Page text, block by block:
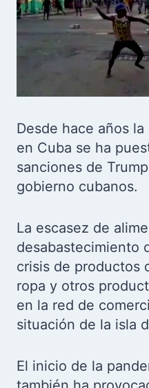
Desde hace años
en Cuba se ha
sanciones de
gobierno cubanos.
La escasez de
desabastecimiento
crisis de productos
ropa y otros
en la red de
situación de la isla
El inicio de la